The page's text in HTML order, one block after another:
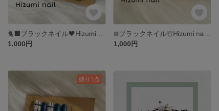
1,000円
1,000円
残り1点